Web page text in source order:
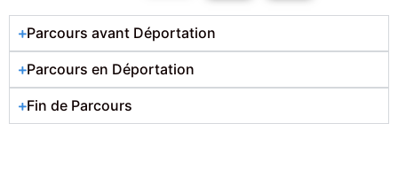
Parcours avant Déportation
Parcours en Déportation
Fin de Parcours